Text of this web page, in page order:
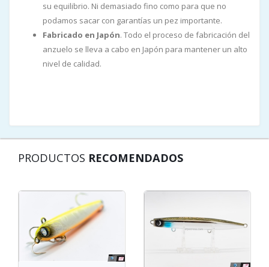
su equilibrio. Ni demasiado fino como para que no
podamos sacar con garantías un pez importante.
Fabricado en Japón. Todo el proceso de fabricación del
anzuelo se lleva a cabo en Japón para mantener un alto
nivel de calidad.
PRODUCTOS RECOMENDADOS